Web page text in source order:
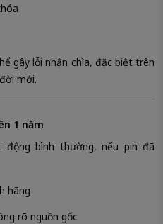
gây lỗi nhận chìa, đặc biệt trên
mới.
1 năm
bình thường, nếu pin đã
hãng
rõ nguồn gốc